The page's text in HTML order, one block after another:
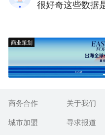
很好奇这些数据
商业策划
商务合作 关于我们
城市加盟
寻求报道